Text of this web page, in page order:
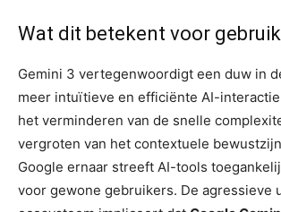
Wat dit betekent voor
Gemini 3 vertegenwoordigt een duw in
meer intuïtieve en efficiënte AI-
het verminderen van de snelle
vergroten van het contextuele
Google ernaar streeft AI-tools
voor gewone gebruikers. De agressieve